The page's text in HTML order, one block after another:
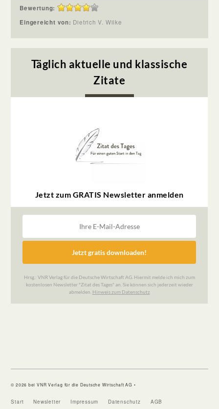
Bewertung:
Eingereicht von: Dietrich V. Wilke
© 2026 bei VNR Verlag für die Deutsche Wirtschaft AG •
Start Newsletter Impressum Datenschutz AGB